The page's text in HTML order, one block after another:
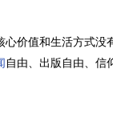
价值和生活方式没
自由、出版自由、信